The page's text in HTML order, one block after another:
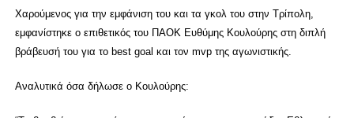
Χαρούμενος για την εμφάνιση του και τα γκολ του στην Τρίπολη,
εμφανίστηκε ο επιθετικός του ΠΑΟΚ Ευθύμης Κουλούρης στη διπλή
βράβευσή του για το best goal και τον mvp της αγωνιστικής.
Αναλυτικά όσα δήλωσε ο Κουλούρης: